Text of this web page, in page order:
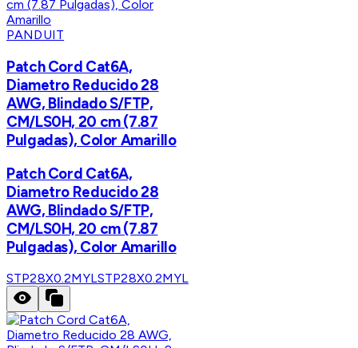
PANDUIT
Patch Cord Cat6A,
Diametro Reducido 28
AWG, Blindado S/FTP,
CM/LS0H, 20 cm (7.87
Pulgadas), Color Amarillo
Patch Cord Cat6A,
Diametro Reducido 28
AWG, Blindado S/FTP,
CM/LS0H, 20 cm (7.87
Pulgadas), Color Amarillo
STP28X0.2MYLSTP28X0.2MYL